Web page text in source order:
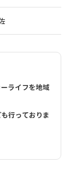
ライフを地域
行っておりま